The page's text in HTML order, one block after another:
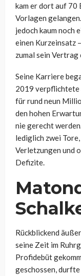
kam er dort auf 70
Vorlagen
jedoch kaum noch
einen Kurzeinsatz
zumal sein Vertrag
Seine Karriere
2019 verpflichtete
für rund neun
den hohen
nie gerecht
lediglich zwei
Verletzungen und
Defizite.
Rückblickend
seine Zeit im
Profidebüt
geschossen, durfte